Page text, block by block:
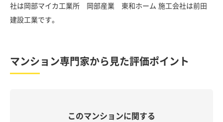
社は岡部マイカ工業所 岡部産業 東和ホーム 施工会社は前田
建設工業です。
マンション専門家から見た評価ポイント
このマンションに関する